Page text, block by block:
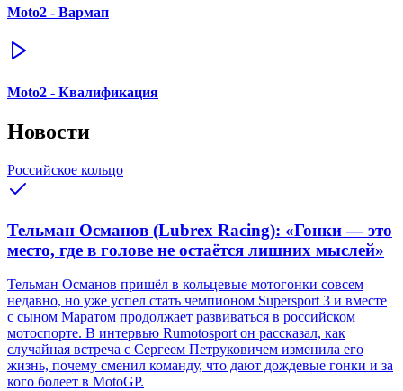
Moto2 - Вармап
Moto2 - Квалификация
Новости
Российское кольцо
Тельман Османов (Lubrex Racing): «Гонки — это
место, где в голове не остаётся лишних мыслей»
Тельман Османов пришёл в кольцевые мотогонки совсем
недавно, но уже успел стать чемпионом Supersport 3 и вместе
с сыном Маратом продолжает развиваться в российском
мотоспорте. В интервью Rumotosport он рассказал, как
случайная встреча с Сергеем Петруковичем изменила его
жизнь, почему сменил команду, что дают дождевые гонки и за
кого болеет в MotoGP.